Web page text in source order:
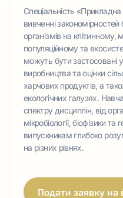
Спеціальність «Прикладна
вивченні закономірностей
організмів на
популяційному та
можуть бути застосовані
виробництва та оцінки
харчових продуктів, а
екологічних галузях.
спектру дисциплін, від
мікробіології, біофізики
випускникам глибоко
на різних рівнях.
Подати заявку на